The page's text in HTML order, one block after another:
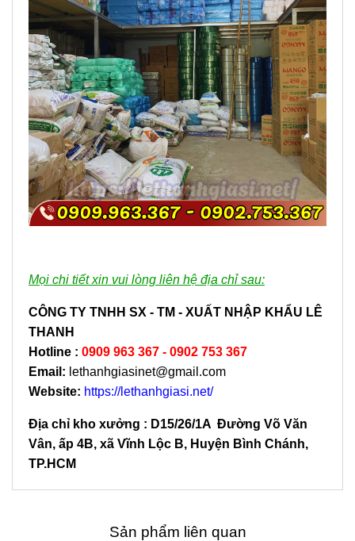
Mọi chi tiết xin vui lòng liên hệ địa chỉ sau:
CÔNG TY TNHH SX - TM - XUẤT NHẬP KHẨU LÊ
THANH
Hotline : 0909 963 367 - 0902 753 367
Email: lethanhgiasinet@gmail.com
Website: https://lethanhgiasi.net/
Địa chỉ kho xưởng : D15/26/1A Đường Võ Văn
Vân, ấp 4B, xã Vĩnh Lộc B, Huyện Bình Chánh,
TP.HCM
Sản phẩm liên quan